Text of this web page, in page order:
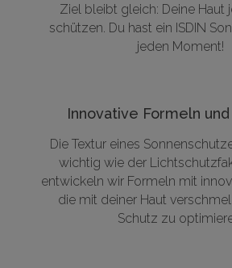
Ziel bleibt gleich: Deine Haut
schützen. Du hast ein ISDIN
jeden Moment!
Innovative Formeln
Die Textur eines
wichtig wie der
entwickeln wir Formeln mit
die mit deiner Haut
Schutz zu